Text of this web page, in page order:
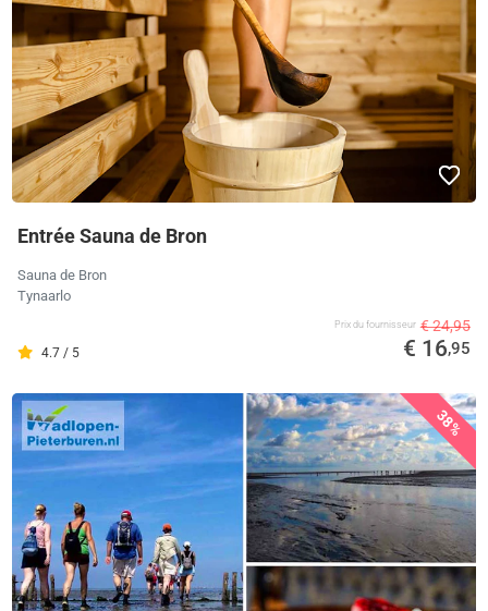
Entrée Sauna de Bron
Sauna de Bron
Tynaarlo
4.7 / 5
Prix ​​du fournisseur € 24,95
€ 16,95
38%